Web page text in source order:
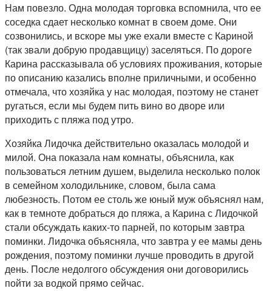
Нам повезло. Одна молодая торговка вспомнила, что ее
соседка сдает несколько комнат в своем доме. Они
созвонились, и вскоре мы уже ехали вместе с Кариной
(так звали добрую продавщицу) заселяться. По дороге
Карина рассказывала об условиях проживания, которые
по описанию казались вполне приличными, и особенно
отмечала, что хозяйка у нас молодая, поэтому не станет
ругаться, если мы будем пить вино во дворе или
приходить с пляжа под утро.
Хозяйка Лидочка действительно оказалась молодой и
милой. Она показала нам комнаты, объяснила, как
пользоваться летним душем, выделила несколько полок
в семейном холодильнике, словом, была сама
любезность. Потом ее столь же юный муж объяснял нам,
как в темноте добраться до пляжа, а Карина с Лидочкой
стали обсуждать каких-то парней, по которым завтра
поминки. Лидочка объясняла, что завтра у ее мамы день
рождения, поэтому поминки лучше проводить в другой
день. После недолгого обсуждения они договорились
пойти за водкой прямо сейчас.